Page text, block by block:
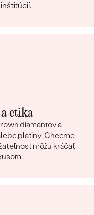
etika
diamantov a
platiny. Chceme
môžu kráčať